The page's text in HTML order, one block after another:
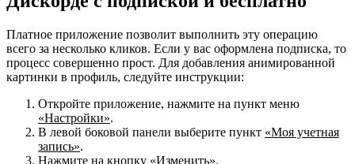
Платное приложение позволит выполнить эту операцию
всего за несколько кликов. Если у вас оформлена подписка, то
процесс совершенно прост. Для добавления анимированной
картинки в профиль, следуйте инструкции:
Откройте приложение, нажмите на пункт меню
«Настройки».
В левой боковой панели выберите пункт «Моя учетная
запись».
Нажмите на кнопку «Изменить».